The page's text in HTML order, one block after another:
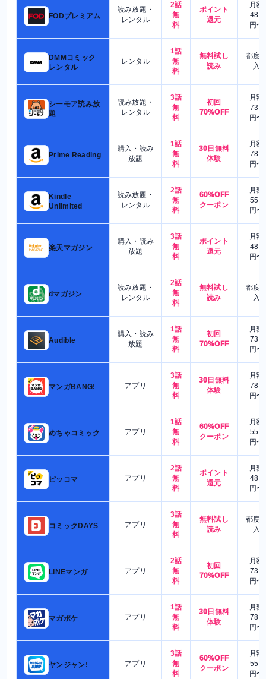
FODプレミアム
読み放題・
レンタル
2話
無
料
ポイント
還元
月額
480
円〜
DMMコミック
レンタル
レンタル
1話
無
料
無料試し
読み
都度
入
シーモア読み放
題
読み放題・
レンタル
3話
無
料
初回
70%OFF
月額
730
円〜
Prime Reading
購入・読み
放題
1話
無
料
30日無料
体験
月額
780
円〜
Kindle
Unlimited
読み放題・
レンタル
2話
無
料
60%OFF
クーポン
月額
550
円〜
楽天マガジン
購入・読み
放題
3話
無
料
ポイント
還元
月額
480
円〜
dマガジン
読み放題・
レンタル
2話
無
料
無料試し
読み
都度
入
Audible
購入・読み
放題
1話
無
料
初回
70%OFF
月額
730
円〜
マンガBANG! アプリ
3話
無
料
30日無料
体験
月額
780
円〜
めちゃコミック アプリ
1話
無
料
60%OFF
クーポン
月額
550
円〜
ピッコマ アプリ
2話
無
料
ポイント
還元
月額
480
円〜
コミックDAYS アプリ
3話
無
料
無料試し
読み
都度
入
LINEマンガ アプリ
2話
無
料
初回
70%OFF
月額
730
円〜
マガポケ アプリ
1話
無
料
30日無料
体験
月額
780
円〜
ヤンジャン! アプリ
3話
無
料
60%OFF
クーポン
月額
550
円〜